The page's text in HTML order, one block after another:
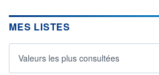
MES LISTES
Valeurs les plus consultées